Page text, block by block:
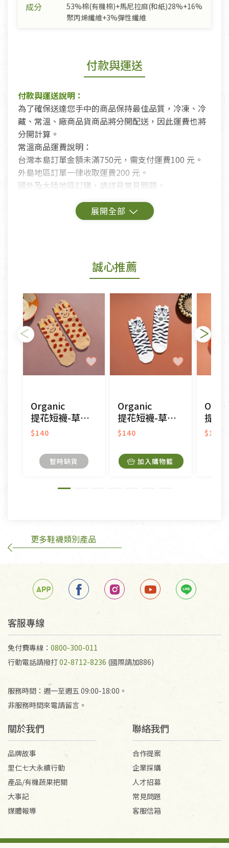
成分
53%棉(有機棉)+馬尼拉麻(和紙)28%+16%
聚丙烯纖維+3%彈性纖維
付款與運送
付款與運送說明：
為了確保送達您手中的商品保持最佳品質，冷凍、冷
藏、常溫、廠商品貨商品將分開配送，因此運費也將
分開計算。
常溫商品運費說明：
台灣本島訂單金額未滿750元，需支付運費100 元。
外島地區訂單一律收取運費200 元。
國外及大陸地區訂購，請詳見常見問題。
鑑賞期商品說明：
若您購買的商品有下列「不適用七天鑑賞期商品」情
形者，除商品瑕疵以外，恕不接受退換貨.
依消保法之規定提供該商品七天免費鑑賞期(含例假
日)的服務，原則上若商品未經使用或被汙損(除商品
瑕疵)，一般皆可申請退換貨。
不適用七天鑑賞期商品：
以數位或電磁紀錄形式儲存之商品、易於變質或損壞
接受原片換新。
衣飾鞋類-如T恤，如於送達後水洗或污損者。
美容保養用品、內衣褲、襪子、口罩等私人消耗性產
內衣褲、襪子、口罩個人衛生用品除商品本身有瑕疵
外,依據《通訊交易解除權合理例外情事適用準
訂購手抄稿退貨需知：
若未保持原包裝方式或未使用原箱退回，導致書籍有
任何折損、磨損、污損或凹角，將不接受退貨，也不
不接受退貨之手抄稿，為敬重法寶故，里仁網購無法
代為結緣處理等。 若需將手抄稿寄還給消費者，因而
產生的運費100元/箱將由消費者負擔。
誠心推薦
Organic
提花短襪-草原同樂(黃色)
$140
暫時缺貨
Organic
提花短襪-草原同樂(白色)
$140
加入購物籃
提花短襪(
$140
更多鞋襪類別產品
客服專線
免付費專線： 0800-300-011
行動電話請撥打02-8712-8236 (國際請加886)
服務時間：週一至週五 09:00-18:00。
非服務時間來電請留言。
關於我們
品牌故事
里仁七大永續行動
產品/有機蔬果把關
大事記
媒體報導
聯絡我們
合作提案
企業採購
人才招募
常見問題
客服信箱